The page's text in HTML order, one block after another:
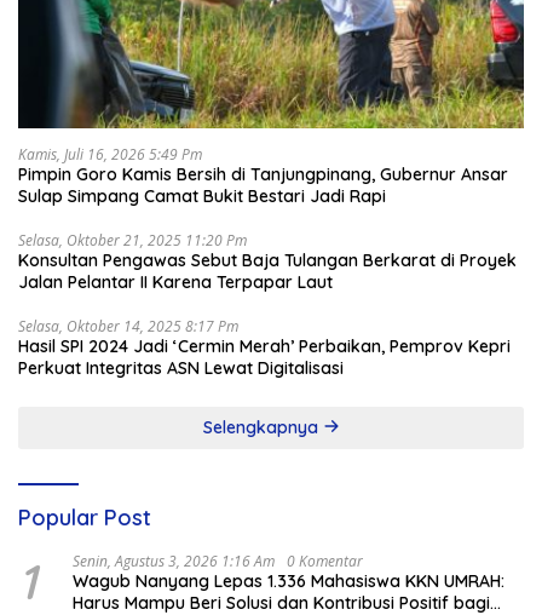
Kamis, Juli 16, 2026 5:49 Pm
Pimpin Goro Kamis Bersih di Tanjungpinang, Gubernur Ansar
Sulap Simpang Camat Bukit Bestari Jadi Rapi
Selasa, Oktober 21, 2025 11:20 Pm
Konsultan Pengawas Sebut Baja Tulangan Berkarat di Proyek
Jalan Pelantar II Karena Terpapar Laut
Selasa, Oktober 14, 2025 8:17 Pm
Hasil SPI 2024 Jadi ‘Cermin Merah’ Perbaikan, Pemprov Kepri
Perkuat Integritas ASN Lewat Digitalisasi
Selengkapnya
Popular Post
1 Senin, Agustus 3, 2026 1:16 Am 0 Komentar
Wagub Nanyang Lepas 1.336 Mahasiswa KKN UMRAH:
Harus Mampu Beri Solusi dan Kontribusi Positif bagi